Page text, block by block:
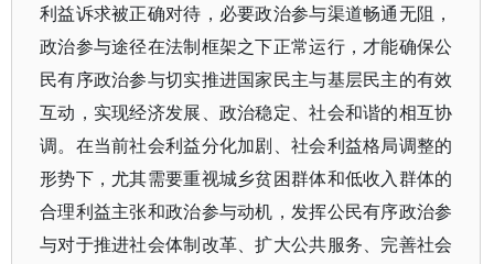
利益诉求被正确对待，必要政治参与渠道畅通无阻，
政治参与途径在法制框架之下正常运行，才能确保公
民有序政治参与切实推进国家民主与基层民主的有效
互动，实现经济发展、政治稳定、社会和谐的相互协
调。在当前社会利益分化加剧、社会利益格局调整的
形势下，尤其需要重视城乡贫困群体和低收入群体的
合理利益主张和政治参与动机，发挥公民有序政治参
与对于推进社会体制改革、扩大公共服务、完善社会